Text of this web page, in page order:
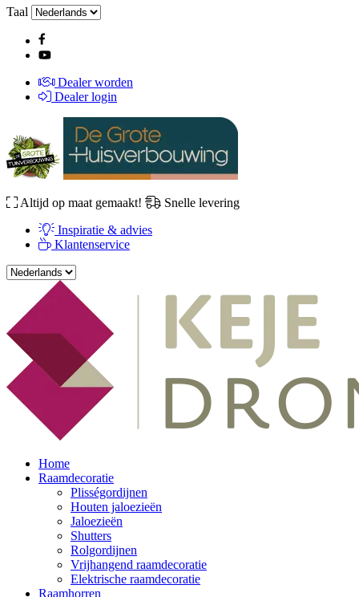
Taal
Dealer worden
Dealer login
Altijd op maat gemaakt!
Snelle levering
Inspiratie & advies
Klantenservice
Home
Raamdecoratie
Plisségordijnen
Houten jaloezieën
Jaloezieën
Shutters
Rolgordijnen
Vrijhangend raamdecoratie
Elektrische raamdecoratie
Raamhorren